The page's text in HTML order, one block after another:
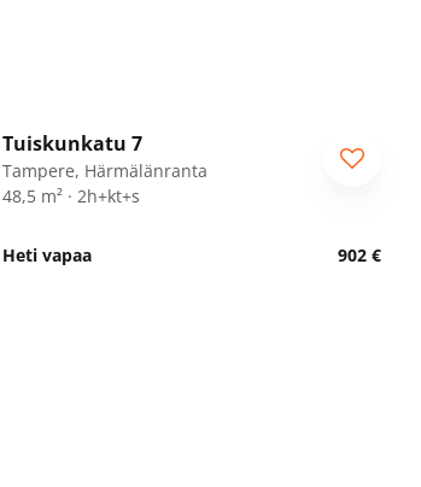
Tuiskunkatu 7
Tampere, Härmälänranta
48,5 m² · 2h+kt+s
Heti vapaa 902 €